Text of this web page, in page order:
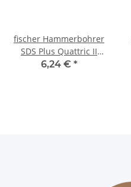
fischer Hammerbohrer
SDS Plus Quattric II
6,5/100/165
6,24 € *